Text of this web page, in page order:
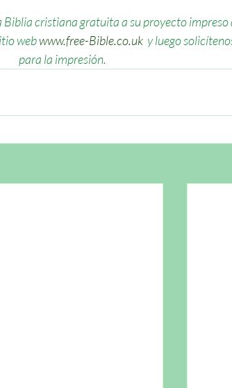
Biblia cristiana gratuita a su proyecto impreso
web www.free-Bible.co.uk y luego
para la impresión.